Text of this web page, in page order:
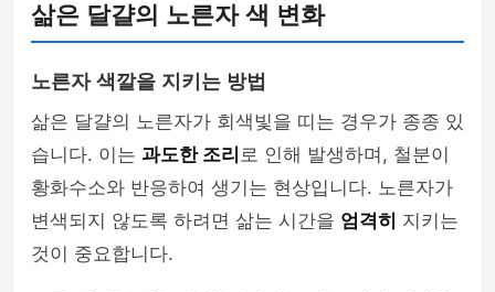
삶은 달걀의 노른자 색 변화
노른자 색깔을 지키는 방법
삶은 달걀의 노른자가 회색빛을 띠는 경우가 종종 있
습니다. 이는 과도한 조리 로 인해 발생하며, 철분이
황화수소와 반응하여 생기는 현상입니다. 노른자가
변색되지 않도록 하려면 삶는 시간을 엄격히 지키는
것이 중요합니다.